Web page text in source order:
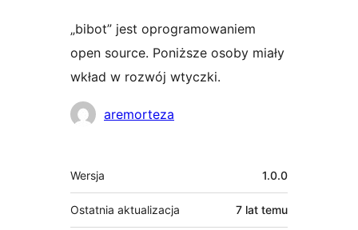
„bibot” jest oprogramowaniem
open source. Poniższe osoby miały
wkład w rozwój wtyczki.
Zaangażowani
aremorteza
Meta
Wersja 1.0.0
Ostatnia aktualizacja 7 lat temu